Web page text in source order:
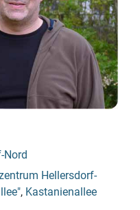
Nord
Hellersdorf-
, Kastanienallee